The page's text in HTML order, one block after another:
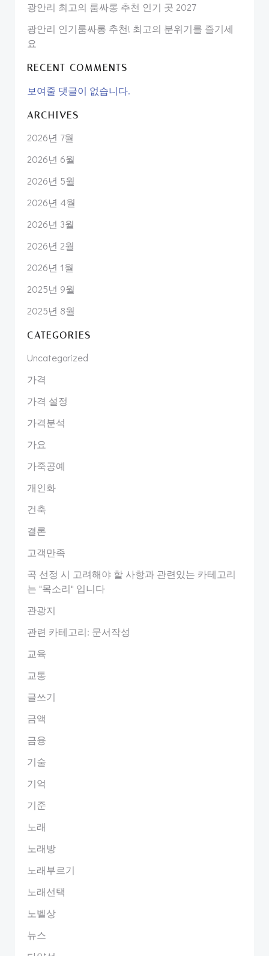
광안리 최고의 룸싸롱 추천 인기 곳 2027
광안리 인기룸싸롱 추천! 최고의 분위기를 즐기세
요
RECENT COMMENTS
보여줄 댓글이 없습니다.
ARCHIVES
2026년 7월
2026년 6월
2026년 5월
2026년 4월
2026년 3월
2026년 2월
2026년 1월
2025년 9월
2025년 8월
CATEGORIES
Uncategorized
가격
가격 설정
가격분석
가요
가죽공예
개인화
건축
결론
고객만족
곡 선정 시 고려해야 할 사항과 관련있는 카테고리
는 "목소리" 입니다
관광지
관련 카테고리: 문서작성
교육
교통
글쓰기
금액
금융
기술
기억
기준
노래
노래방
노래부르기
노래선택
노벨상
뉴스